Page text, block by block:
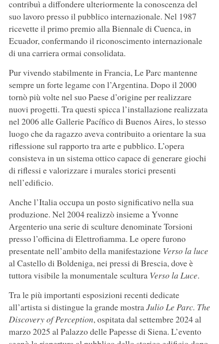
contribuì a diffondere ulteriormente la conoscenza del
suo lavoro presso il pubblico internazionale. Nel 1987
ricevette il primo premio alla Biennale di Cuenca, in
Ecuador, confermando il riconoscimento internazionale
di una carriera ormai consolidata.
Pur vivendo stabilmente in Francia, Le Parc mantenne
sempre un forte legame con l’Argentina. Dopo il 2000
tornò più volte nel suo Paese d’origine per realizzare
nuovi progetti. Tra questi spicca l’installazione realizzata
nel 2006 alle Gallerie Pacífico di Buenos Aires, lo stesso
luogo che da ragazzo aveva contribuito a orientare la sua
riflessione sul rapporto tra arte e pubblico. L’opera
consisteva in un sistema ottico capace di generare giochi
di riflessi e valorizzare i murales storici presenti
nell’edificio.
Anche l’Italia occupa un posto significativo nella sua
produzione. Nel 2004 realizzò insieme a Yvonne
Argenterio una serie di sculture denominate Torsioni
presso l’officina di Elettrofiamma. Le opere furono
presentate nell’ambito della manifestazione Verso la luce
al Castello di Boldeniga, nei pressi di Brescia, dove è
tuttora visibile la monumentale scultura Verso la Luce.
Tra le più importanti esposizioni recenti dedicate
all’artista si distingue la grande mostra Julio Le Parc. The
Discovery of Perception, ospitata dal settembre 2024 al
marzo 2025 al Palazzo delle Papesse di Siena. L’evento